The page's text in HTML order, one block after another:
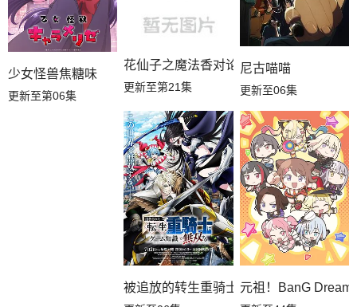
少女怪兽焦糖味
更新至第06集
花仙子之魔法香对论
更新至第21集
尼古喵喵
更新至06集
被追放的转生重骑士用游戏知识开无双
元祖！BanG Dream